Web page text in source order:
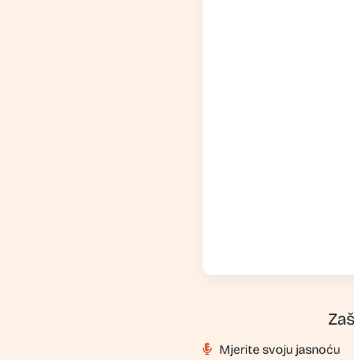
Mjerite svoju jasnoću